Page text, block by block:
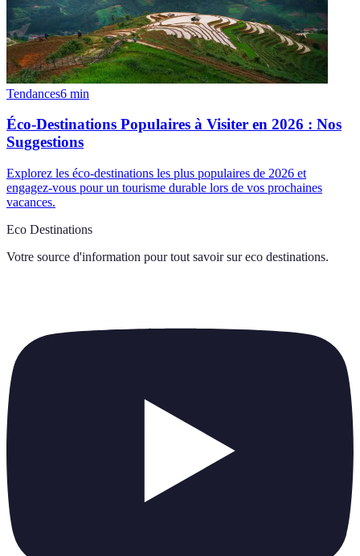
Tendances6 min
Éco-Destinations Populaires à Visiter en 2026 : Nos
Suggestions
Explorez les éco-destinations les plus populaires de 2026 et
engagez-vous pour un tourisme durable lors de vos prochaines
vacances.
Eco Destinations
Votre source d'information pour tout savoir sur eco destinations.